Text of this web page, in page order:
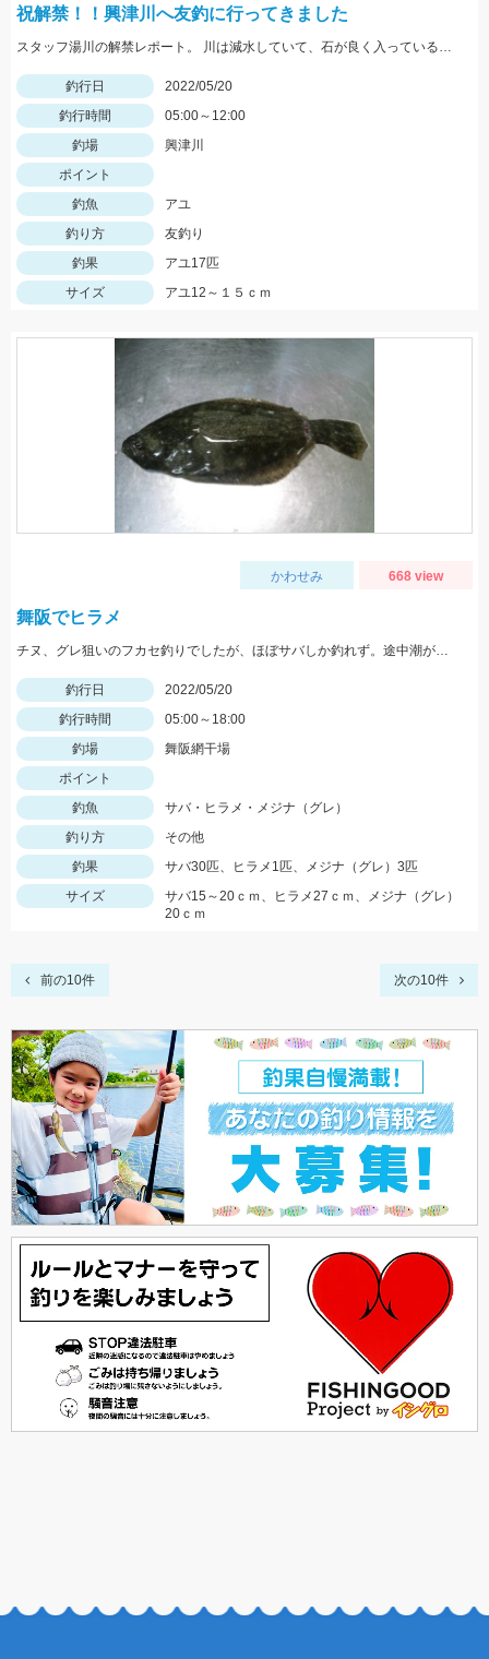
祝解禁！！興津川へ友釣に行ってきました
スタッフ湯川の解禁レポート。 川は減水していて、石が良く入っている波立ちあるポイントがオススメ
釣行日
2022/05/20
釣行時間
05:00～12:00
釣場
興津川
ポイント
釣魚
アユ
釣り方
友釣り
釣果
アユ17匹
サイズ
アユ12～１５ｃｍ
かわせみ 668 view
舞阪でヒラメ
チヌ、グレ狙いのフカセ釣りでしたが、ほぼサバしか釣れず。途中潮が緩むまでルアーに変更したらヒラメ（ソゲ）HIT。
釣行日
2022/05/20
釣行時間
05:00～18:00
釣場
舞阪網干場
ポイント
釣魚
サバ・ヒラメ・メジナ（グレ）
釣り方
その他
釣果
サバ30匹、ヒラメ1匹、メジナ（グレ）3匹
サイズ
サバ15～20ｃｍ、ヒラメ27ｃｍ、メジナ（グレ）
20ｃｍ
前の10件 次の10件